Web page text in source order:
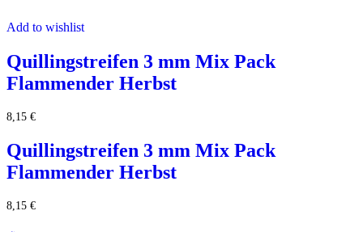
Add to wishlist
Quillingstreifen 3 mm Mix Pack
Flammender Herbst
8,15 €
Quillingstreifen 3 mm Mix Pack
Flammender Herbst
8,15 €